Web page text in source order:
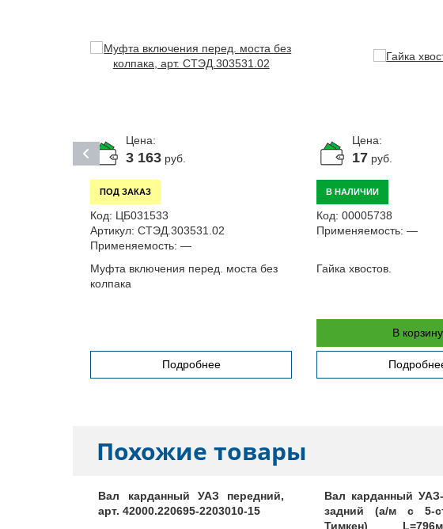
Цена:
3 163 руб.
ПОД ЗАКАЗ
Код: ЦБ031533
Артикул: СТЭД.303531.02
Применяемость: —
Муфта включения перед. моста без
колпака
Подробнее
Цена:
17 руб.
В НАЛИЧИИ
Код: 00005738
Применяемость: —
Гайка хвостов.
В корзину
Похожие товары
Вал карданный УАЗ передний,
арт. 42000.220695-2203010-15
Вал карданный
задний (а/м с 5-
Тимкен)